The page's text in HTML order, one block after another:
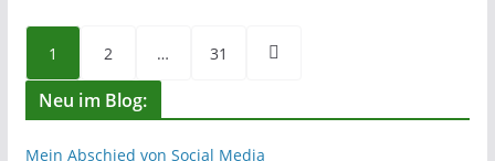
Seitennummerierung
der
Beiträge
1 2 … 31
Neu im Blog:
Mein Abschied von Social Media